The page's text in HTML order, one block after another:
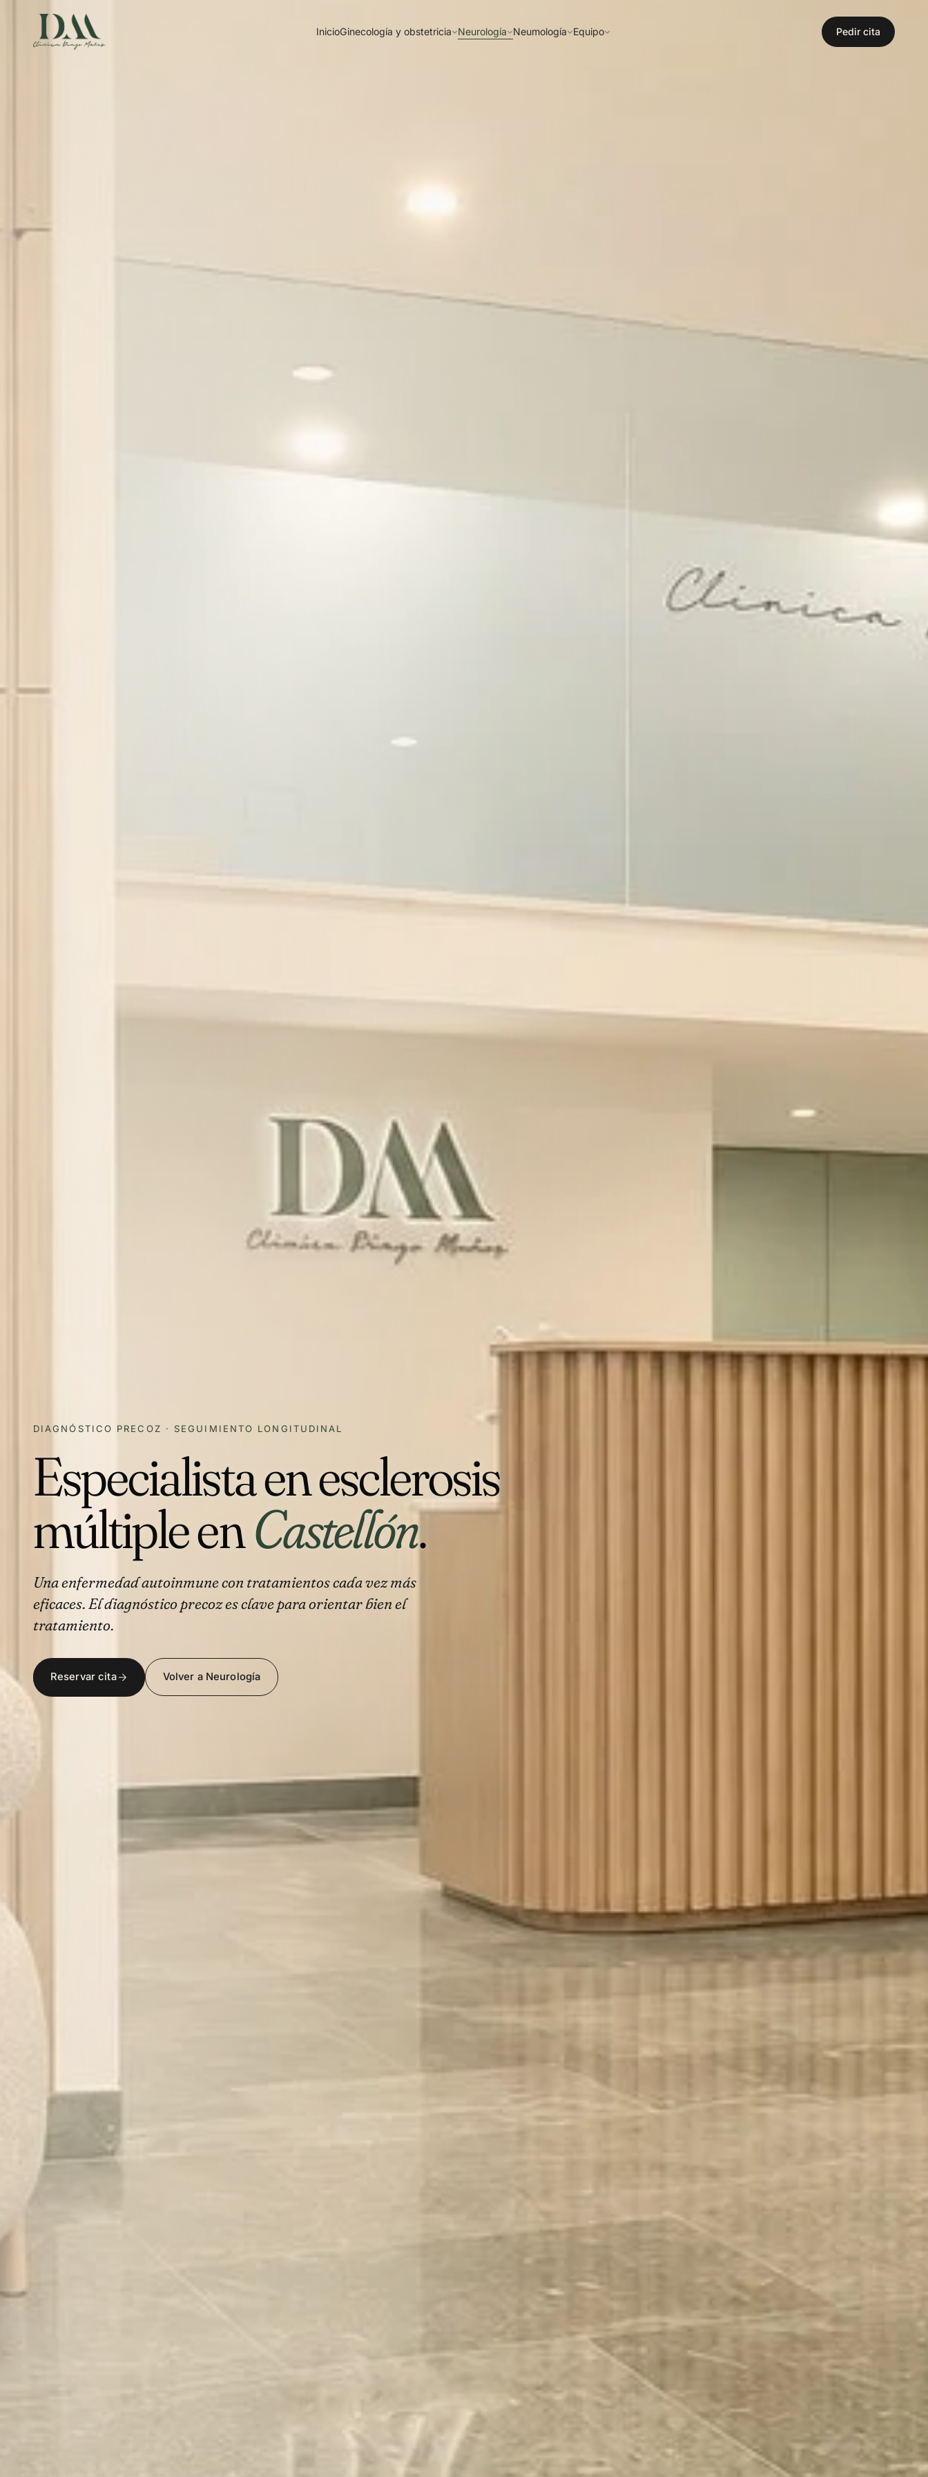
InicioGinecología y obstetricia Neurología Neumología Equipo Pedir cita
DIAGNÓSTICO PRECOZ · SEGUIMIENTO LONGITUDINAL
Especialista en esclerosis
múltiple enCastellón.
Una enfermedad autoinmune con tratamientos cada vez más
eficaces. El diagnóstico precoz es clave para orientar bien el
tratamiento.
Reservar cita Volver a Neurología